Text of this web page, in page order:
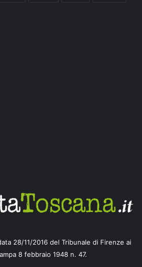
28/11/2016 del Tribunale di Firenze ai
8 febbraio 1948 n. 47.